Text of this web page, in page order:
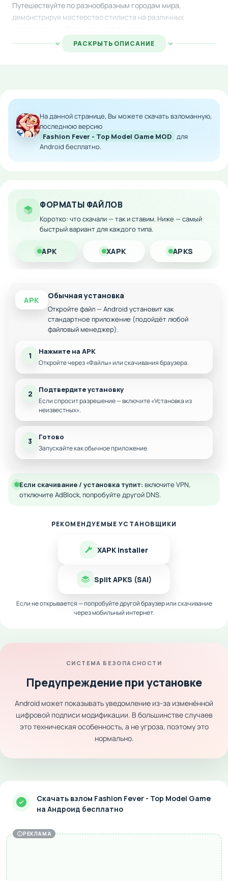
Путешествуйте по разнообразным городам мира,
демонстрируя мастерство стилиста на различных
ассортименту магазинов одежды, обуви и украшений,
чтобы создавать уникальные комбинации для каждого
Полный доступ ко всем предметам гардероба
Все магазины открыты с самого начала
Быстрое развитие карьеры стилиста
модификацией много денег!
РАСКРЫТЬ ОПИСАНИЕ
На данной странице, Вы можете скачать взломанную,
последнюю версию
Fashion Fever - Top Model Game MOD для
Android бесплатно.
ФОРМАТЫ ФАЙЛОВ
Коротко: что скачали — так и ставим. Ниже — самый
быстрый вариант для каждого типа.
APK XAPK APKS
APK Обычная установка
Откройте файл — Android установит как
стандартное приложение (подойдёт любой
файловый менеджер).
1 Нажмите на APK
Откройте через «Файлы» или скачивания браузера.
2 Подтвердите установку
Если спросит разрешение — включите «Установка из
неизвестных».
3 Готово
Запускайте как обычное приложение.
Если скачивание / установка тупит: включите VPN,
отключите AdBlock, попробуйте другой DNS.
РЕКОМЕНДУЕМЫЕ УСТАНОВЩИКИ
XAPK Installer
Split APKS (SAI)
Если не открывается — попробуйте другой браузер или скачивание
через мобильный интернет.
СИСТЕМА БЕЗОПАСНОСТИ
Предупреждение при установке
Android может показывать уведомление из-за изменённой
цифровой подписи модификации. В большинстве случаев
это техническая особенность, а не угроза, поэтому это
нормально.
Скачать взлом Fashion Fever - Top Model Game
на Андроид бесплатно
РЕКЛАМА